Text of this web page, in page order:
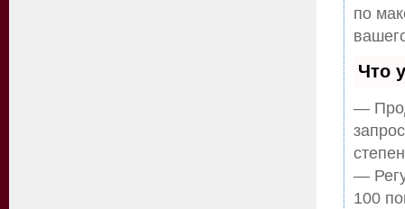
по
Что
—
—
100